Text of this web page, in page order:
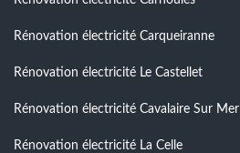
Rénovation électricité Carqueiranne
Rénovation électricité Le Castellet
Rénovation électricité Cavalaire Sur Mer
Rénovation électricité La Celle